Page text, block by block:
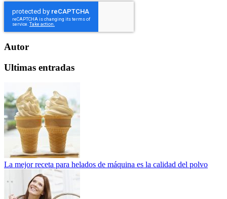
Autor
Ultimas entradas
La mejor receta para helados de máquina es la calidad del polvo